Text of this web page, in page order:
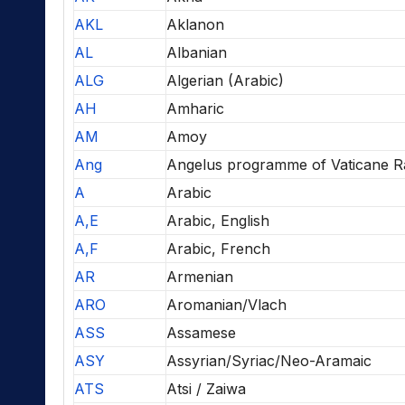
AKL
Aklanon
AL
Albanian
ALG
Algerian (Arabic)
AH
Amharic
AM
Amoy
Ang
Angelus programme of Vaticane
A
Arabic
A,E
Arabic, English
A,F
Arabic, French
AR
Armenian
ARO
Aromanian/Vlach
ASS
Assamese
ASY
Assyrian/Syriac/Neo-Aramaic
ATS
Atsi / Zaiwa